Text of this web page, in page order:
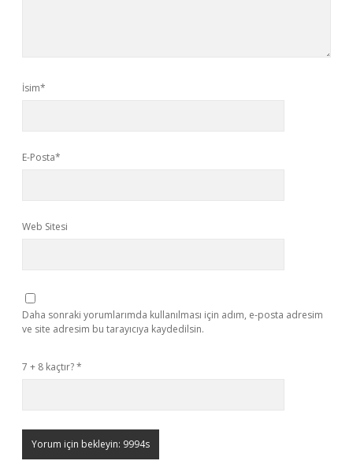
İsim*
E-Posta*
Web Sitesi
Daha sonraki yorumlarımda kullanılması için adım, e-posta adresim
ve site adresim bu tarayıcıya kaydedilsin.
7 + 8 kaçtır?*